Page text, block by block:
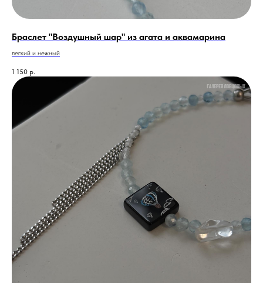
Браслет "Воздушный шар" из агата и аквамарина
легкий и нежный
1 150 р.